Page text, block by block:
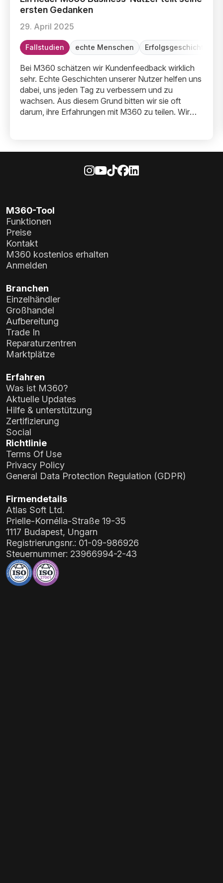
ersten Gedanken
29. April 2025
Bei M360 schätzen wir Kundenfeedback wirklich
sehr. Echte Geschichten unserer Nutzer helfen uns
dabei, uns jeden Tag zu verbessern und zu
wachsen. Aus diesem Grund bitten wir sie oft
darum, ihre Erfahrungen mit M360 zu teilen. Wir
Fallstudien echte Menschen Erfolgsgeschichte
M360-Tool
Funktionen
Preise
Kontakt
M360 kostenlos erhalten
Anmelden
Branchen
Einzelhändler
Großhandel
Aufbereitung
Trade In
Reparaturzentren
Marktplätze
Erfahren
Was ist M360?
Aktuelle Updates
Hilfe & unterstützung
Zertifizierung
Social
Richtlinie
Terms Of Use
Privacy Policy
General Data Protection Regulation (GDPR)
Firmendetails
Atlas Soft Ltd.
Prielle-Kornélia-Straße 19-35
1117 Budapest, Ungarn
Registrierungsnr.: 01-09-986926
Steuernummer: 23966994-2-43